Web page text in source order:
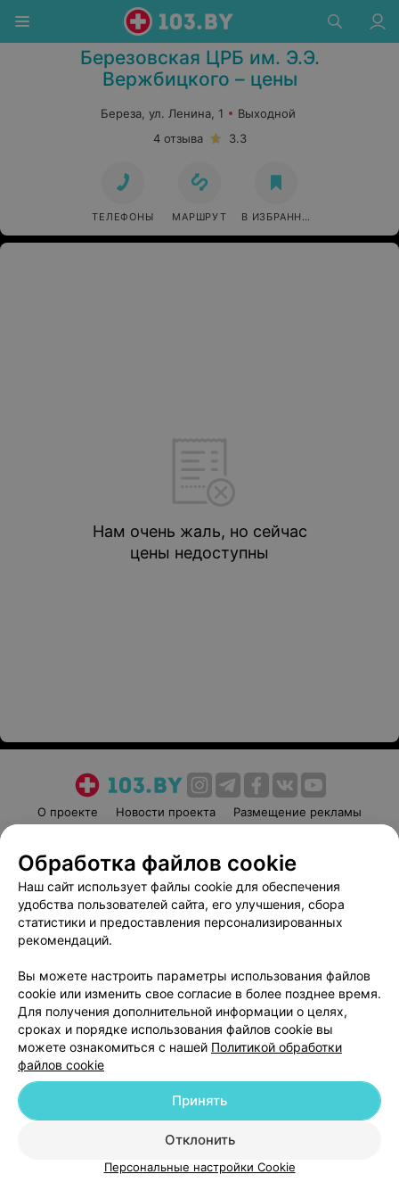
Березовская ЦРБ им. Э.Э.
Вержбицкого – цены
Береза, ул. Ленина, 1
Выходной
4 отзыва
3.3
ТЕЛЕФОНЫ МАРШРУТ В ИЗБРАННОЕ
Нам очень жаль, но сейчас
цены недоступны
О проекте Новости проекта
Размещение рекламы
Пользовательское соглашение
Способы оплаты
Вакансии
Партнеры
Написать руководителю 103.by
Обработка персональных данных
© 2026 ООО «Артокс Лаб», УНП 191700409
| 220012, Республика Беларусь,
Служба поддержки +375 291212755
ВЫ ВЛАДЕЛЕЦ?
Обработка файлов cookie
Наш сайт использует файлы cookie для обеспечения
удобства пользователей сайта, его улучшения, сбора
статистики и предоставления персонализированных
рекомендаций.
Вы можете настроить параметры использования файлов
cookie или изменить свое согласие в более позднее время.
Для получения дополнительной информации о целях,
сроках и порядке использования файлов cookie вы
можете ознакомиться с нашей Политикой обработки
файлов cookie
Отклонить
Принять
Персональные настройки Cookie